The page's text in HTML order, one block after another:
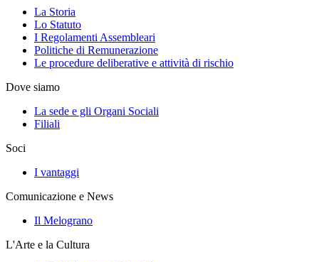
La Storia
Lo Statuto
I Regolamenti Assembleari
Politiche di Remunerazione
Le procedure deliberative e attività di rischio
Dove siamo
La sede e gli Organi Sociali
Filiali
Soci
I vantaggi
Comunicazione e News
Il Melograno
L'Arte e la Cultura